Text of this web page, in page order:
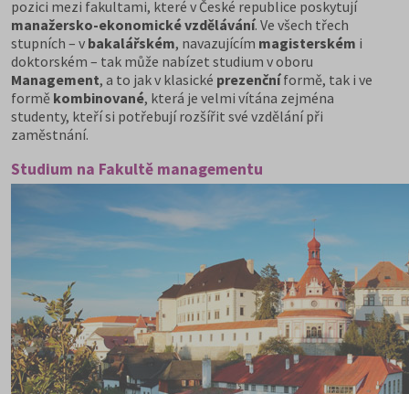
pozici mezi fakultami, které v České republice poskytují
manažersko-ekonomické vzdělávání. Ve všech třech
stupních – v bakalářském, navazujícím magisterském i
doktorském – tak může nabízet studium v oboru
Management, a to jak v klasické prezenčníformě, tak i ve
formě kombinované, která je velmi vítána zejména
studenty, kteří si potřebují rozšířit své vzdělání při
zaměstnání.
Studium na Fakultě managementu